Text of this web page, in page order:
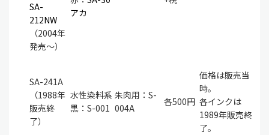
アカ
SA-
212NW
（2004年
発売～）
SA-241A
（1988年
販売終
了）
水性染料系
黒：S-001
朱肉用：S-
004A
各500円
価格は販売当
時。
各インクは
1989年販売終
了。